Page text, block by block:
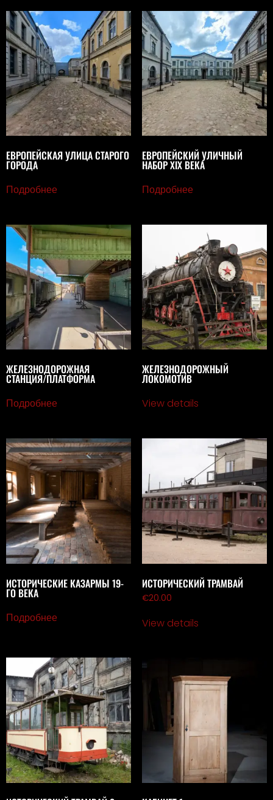
ЕВРОПЕЙСКАЯ УЛИЦА СТАРОГО
ГОРОДА
Подробнее
ЕВРОПЕЙСКИЙ УЛИЧНЫЙ
НАБОР XIX ВЕКА
Подробнее
ЖЕЛЕЗНОДОРОЖНАЯ
СТАНЦИЯ/ПЛАТФОРМА
Подробнее
ЖЕЛЕЗНОДОРОЖНЫЙ
ЛОКОМОТИВ
View details
ИСТОРИЧЕСКИЕ КАЗАРМЫ 19-
ГО ВЕКА
Подробнее
ИСТОРИЧЕСКИЙ ТРАМВАЙ
€20.00
View details